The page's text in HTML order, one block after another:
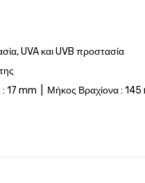
UVA και UVB προστασία
17 mm | Μήκος Βραχίονα : 145